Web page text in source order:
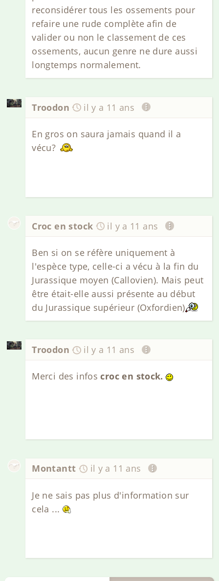
reconsidérer tous les ossements pour
refaire une rude complète afin de
valider ou non le classement de ces
ossements, aucun genre ne dure aussi
longtemps normalement.
Troodon il y a 11 ans
En gros on saura jamais quand il a
vécu?
Croc en stock il y a 11 ans
Ben si on se réfère uniquement à
l'espèce type, celle-ci a vécu à la fin du
Jurassique moyen (Callovien). Mais peut
être était-elle aussi présente au début
du Jurassique supérieur (Oxfordien)
Troodon il y a 11 ans
Merci des infoscroc en stock.
Montantt il y a 11 ans
Je ne sais pas plus d'information sur
cela ...